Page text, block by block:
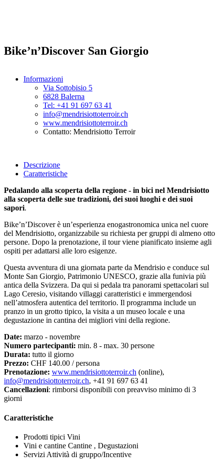
Bike’n’Discover San Giorgio
Informazioni
Via Sottobisio 5
6828 Balerna
Tel: +41 91 697 63 41
info@mendrisiottoterroir.ch
www.mendrisiottoterroir.ch
Contatto: Mendrisiotto Terroir
Descrizione
Caratteristiche
Pedalando alla scoperta della regione - in bici nel Mendrisiotto
alla scoperta delle sue tradizioni, dei suoi luoghi e dei suoi
sapori.
Bike’n’Discover è un’esperienza enogastronomica unica nel cuore
del Mendrisiotto, organizzabile su richiesta per gruppi di almeno otto
persone. Dopo la prenotazione, il tour viene pianificato insieme agli
ospiti per adattarsi alle loro esigenze.
Questa avventura di una giornata parte da Mendrisio e conduce sul
Monte San Giorgio, Patrimonio UNESCO, grazie alla funivia più
antica della Svizzera. Da qui si pedala tra panorami spettacolari sul
Lago Ceresio, visitando villaggi caratteristici e immergendosi
nell’atmosfera autentica del territorio. Il programma include un
pranzo in un grotto tipico, la visita a un museo locale e una
degustazione in cantina dei migliori vini della regione.
Date: marzo - novembre
Numero partecipanti: min. 8 - max. 30 persone
Durata: tutto il giorno
Prezzo: CHF 140.00 / persona
Prenotazione: www.mendrisiottoterroir.ch (online),
info@mendrisiottoterroir.ch, +41 91 697 63 41
Cancellazioni: rimborsi disponibili con preavviso minimo di 3
giorni
Caratteristiche
Prodotti tipici Vini
Vini e cantine Cantine , Degustazioni
Servizi Attività di gruppo/Incentive